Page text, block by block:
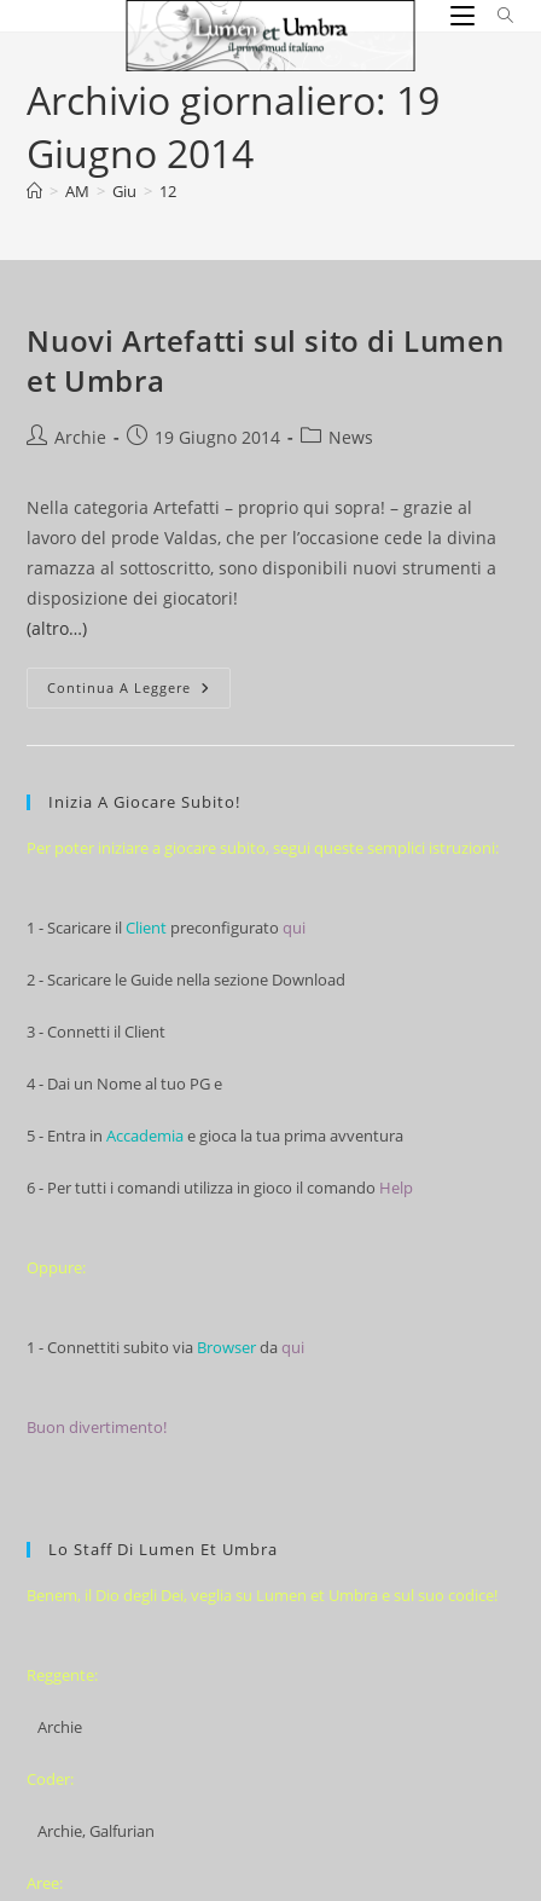
Archivio giornaliero: 19
Giugno 2014
> AM > Giu > 12
Nuovi Artefatti sul sito di Lumen
et Umbra
AutoreArchie
Articolo19 Giugno 2014
Categoria
News
Nella categoria Artefatti – proprio qui sopra! – grazie al
lavoro del prode Valdas, che per l’occasione cede la divina
ramazza al sottoscritto, sono disponibili nuovi strumenti a
disposizione dei giocatori!
(altro…)
Continua A Leggere Nuovi
Umbra
Inizia A Giocare Subito!
Per poter iniziare a giocare subito, segui queste semplici istruzioni:
1 - Scaricare ilClient preconfigurato qui
2 - Scaricare le Guide nella sezione Download
3 - Connetti il Client
4 - Dai un Nome al tuo PG e
5 - Entra inAccademiae gioca la tua prima avventura
6 - Per tutti i comandi utilizza in gioco il comando Help
Oppure:
1 - Connettiti subito via Browserda qui
Buon divertimento!
Lo Staff Di Lumen Et Umbra
Benem, il Dio degli Dei, veglia su Lumen et Umbra e sul suo codice!
Reggente:
Archie
Coder:
Archie, Galfurian
Aree: